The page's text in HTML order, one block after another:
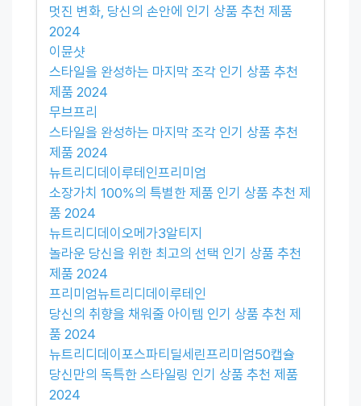
멋진 변화, 당신의 손안에 인기 상품 추천 제품
2024
이뮨샷
스타일을 완성하는 마지막 조각 인기 상품 추천
제품 2024
무브프리
스타일을 완성하는 마지막 조각 인기 상품 추천
제품 2024
뉴트리디데이루테인프리미엄
소장가치 100%의 특별한 제품 인기 상품 추천 제
품 2024
뉴트리디데이오메가3알티지
놀라운 당신을 위한 최고의 선택 인기 상품 추천
제품 2024
프리미엄뉴트리디데이루테인
당신의 취향을 채워줄 아이템 인기 상품 추천 제
품 2024
뉴트리디데이포스파티딜세린프리미엄50캡슐
당신만의 독특한 스타일링 인기 상품 추천 제품
2024